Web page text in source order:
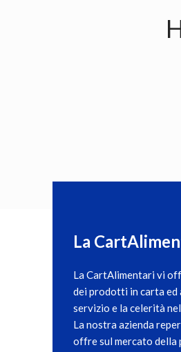
La
La CartAlimentari vi
dei prodotti in carta ed
servizio e la celerità
La nostra azienda
offre sul mercato della